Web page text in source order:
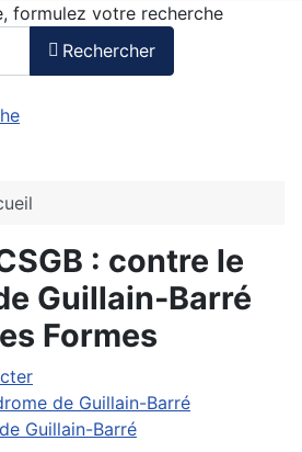
formulez votre recherche
Rechercher
: contre le
Guillain-Barré
Formes
de Guillain-Barré
Guillain-Barré
les héritiers de
SDRC, association loi
Vence (06) par Alain
2017, enregistrée au
en Préfecture de